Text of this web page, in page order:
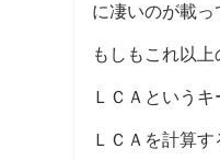
に凄いのが載っ
もしもこれ以
ＬＣＡという
ＬＣＡを計算す